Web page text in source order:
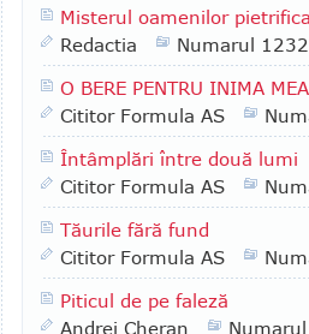
Misterul oamenilor
Redactia
Numarul 1232
O BERE PENTRU INIMA MEA
Cititor Formula AS
Întâmplări între două lumi
Cititor Formula AS
Tăurile fără fund
Cititor Formula AS
Piticul de pe faleză
Andrei Cheran